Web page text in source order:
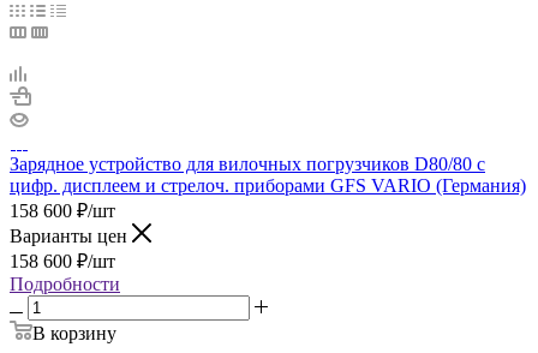
Зарядное устройство для вилочных погрузчиков D80/80 с
цифр. дисплеем и стрелоч. приборами GFS VARIO (Германия)
158 600 ₽/шт
Варианты цен
158 600 ₽/шт
Подробности
В корзину